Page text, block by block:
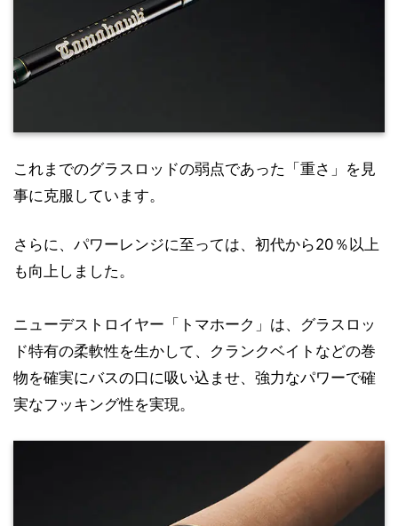
これまでのグラスロッドの弱点であった「重さ」を見
事に克服しています。
さらに、パワーレンジに至っては、初代から20％以上
も向上しました。
ニューデストロイヤー「トマホーク」は、グラスロッ
ド特有の柔軟性を生かして、クランクベイトなどの巻
物を確実にバスの口に吸い込ませ、強力なパワーで確
実なフッキング性を実現。